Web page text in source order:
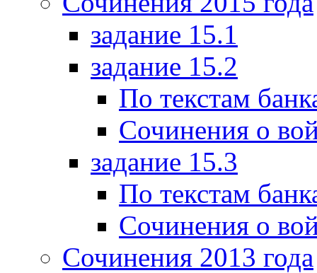
задание 15.1
задание 15.2
По текстам
Сочинения о
задание 15.3
По текстам
Сочинения о
Сочинения 2013 года